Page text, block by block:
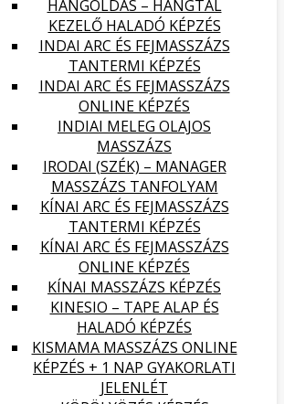
HANGOLDÁS – HANGTÁL
KEZELŐ HALADÓ KÉPZÉS
INDAI ARC ÉS FEJMASSZÁZS
TANTERMI KÉPZÉS
INDAI ARC ÉS FEJMASSZÁZS
ONLINE KÉPZÉS
INDIAI MELEG OLAJOS
MASSZÁZS
IRODAI (SZÉK) – MANAGER
MASSZÁZS TANFOLYAM
KÍNAI ARC ÉS FEJMASSZÁZS
TANTERMI KÉPZÉS
KÍNAI ARC ÉS FEJMASSZÁZS
ONLINE KÉPZÉS
KÍNAI MASSZÁZS KÉPZÉS
KINESIO – TAPE ALAP ÉS
HALADÓ KÉPZÉS
KISMAMA MASSZÁZS ONLINE
KÉPZÉS + 1 NAP GYAKORLATI
JELENLÉT